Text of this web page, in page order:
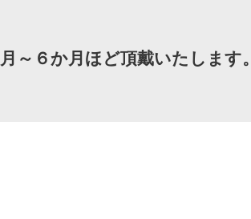
～６か月ほど頂戴いたします。